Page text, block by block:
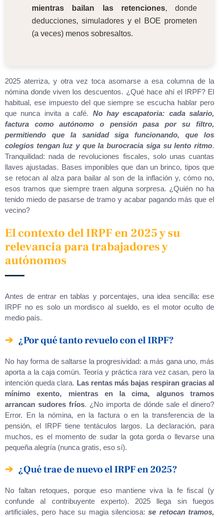
mientras bailan las retenciones, donde
deducciones, simuladores y el BOE prometen
(a veces) menos sobresaltos.
2025 aterriza, y otra vez toca asomarse a esa columna de la
nómina donde viven los descuentos. ¿Qué hace ahí el IRPF? El
habitual, ese impuesto del que siempre se escucha hablar pero
que nunca invita a café. No hay escapatoria: cada salario,
factura como autónomo o pensión pasa por su filtro,
permitiendo que la sanidad siga funcionando, que los
colegios tengan luz y que la burocracia siga su lento ritmo.
Tranquilidad: nada de revoluciones fiscales, solo unas cuantas
llaves ajustadas. Bases imponibles que dan un brinco, tipos que
se retocan al alza para bailar al son de la inflación y, cómo no,
esos tramos que siempre traen alguna sorpresa. ¿Quién no ha
tenido miedo de pasarse de tramo y acabar pagando más que el
vecino?
El contexto del IRPF en 2025 y su
relevancia para trabajadores y
autónomos
Antes de entrar en tablas y porcentajes, una idea sencilla: ese
IRPF no es solo un mordisco al sueldo, es el motor oculto de
medio país.
¿Por qué tanto revuelo con el IRPF?
No hay forma de saltarse la progresividad: a más gana uno, más
aporta a la caja común. Teoría y práctica rara vez casan, pero la
intención queda clara. Las rentas más bajas respiran gracias al
mínimo exento, mientras en la cima, algunos tramos
arrancan sudores fríos. ¿No importa de dónde sale el dinero?
Error. En la nómina, en la factura o en la transferencia de la
pensión, el IRPF tiene tentáculos largos. La declaración, para
muchos, es el momento de sudar la gota gorda o llevarse una
pequeña alegría (nunca gratis, eso sí).
¿Qué trae de nuevo el IRPF en 2025?
No faltan retoques, porque eso mantiene viva la fe fiscal (y
confunde al contribuyente experto). 2025 llega sin fuegos
artificiales, pero hace su magia silenciosa:se retocan tramos,